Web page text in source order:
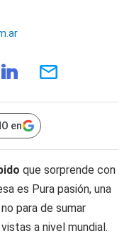
en
que sorprende con
es Pura pasión, una
para de sumar
a nivel mundial.